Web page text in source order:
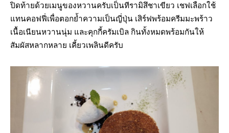
ปิดท้ายด้วยเมนูของหวานครับเป็นทีรามิสึชาเขียว เชฟเลือกใช้
แทนคอฟฟี่เพื่อตอกย้ำความเป็นญี่ปุ่น เสิร์ฟพร้อมครีมมะพร้าว
เนื้อเนียนหวานนุ่ม และคุกกี้ครัมเบิล กินทั้งหมดพร้อมกันให้
สัมผัสหลากหลาย เคี้ยวเพลินดีครับ